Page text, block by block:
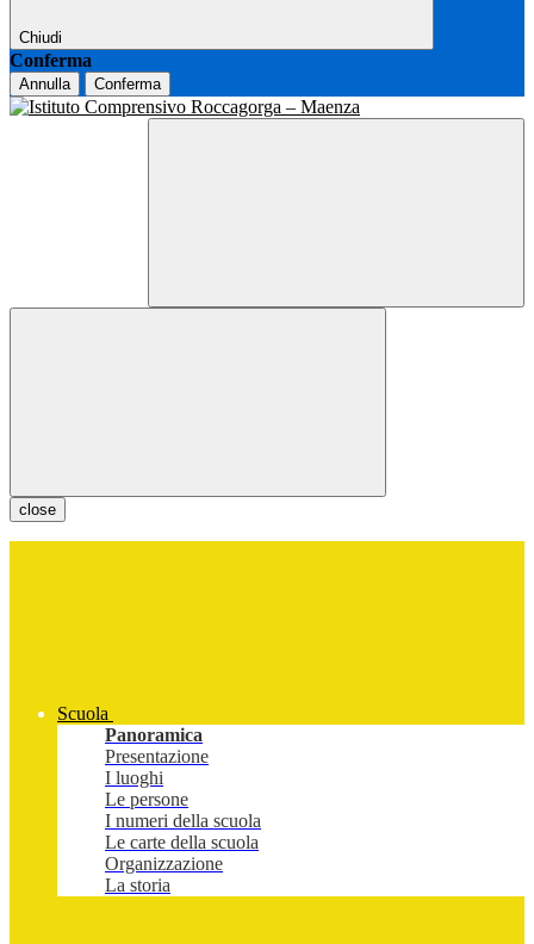
Chiudi
Conferma
Annulla Conferma
close
Scuola
Panoramica
Presentazione
I luoghi
Le persone
I numeri della scuola
Le carte della scuola
Organizzazione
La storia